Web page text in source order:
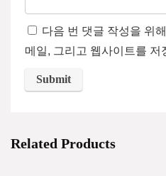
다음 번 댓글 작성을 위
메일, 그리고 웹사이트를 저
Related Products